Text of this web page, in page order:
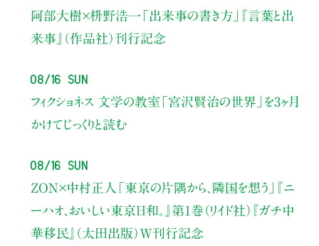
阿部大樹×枡野浩一 「出来事の書き方」
『言葉と出
来事』（作品社）刊行記念
08/16 Sun
フィクショネス 文学の教室 「宮沢賢治の世界」を3ヶ月
かけてじっくりと読む
08/16 Sun
ZON×中村正人 「東京の片隅から、隣国を想う」
『ニ
ーハオ、おいしい東京日和。』第1巻（リイド社）
『ガチ中
華移民』（太田出版）W刊行記念